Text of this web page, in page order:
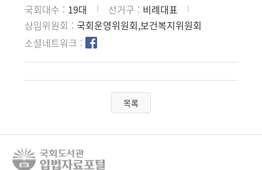
국회대수
19대 선거구
비례대표
상임위원회
국회운영위원회,보건복지위원회
소셜네트워크
목록